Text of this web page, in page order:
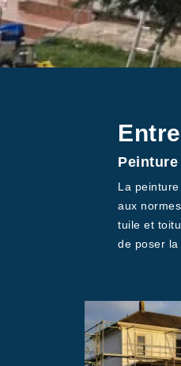
La
aux
tuile et
de poser la